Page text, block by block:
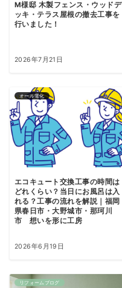
M様邸 木製フェンス・ウッドデ
ッキ・テラス屋根の撤去工事を
行いました！
2026年7月21日
オール電化
エコキュート交換工事の時間は
どれくらい？当日にお風呂は入
れる？工事の流れを解説｜福岡
県春日市・大野城市・那珂川
市 想いを形に工房
2026年6月19日
リフォームブログ